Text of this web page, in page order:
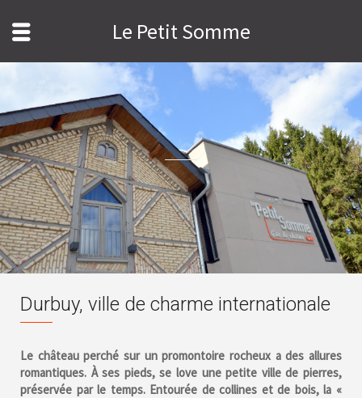
Le Petit Somme
Durbuy, ville de charme internationale
Le château perché sur un promontoire rocheux a des allures
romantiques. À ses pieds, se love une petite ville de pierres,
préservée par le temps. Entourée de collines et de bois, la «